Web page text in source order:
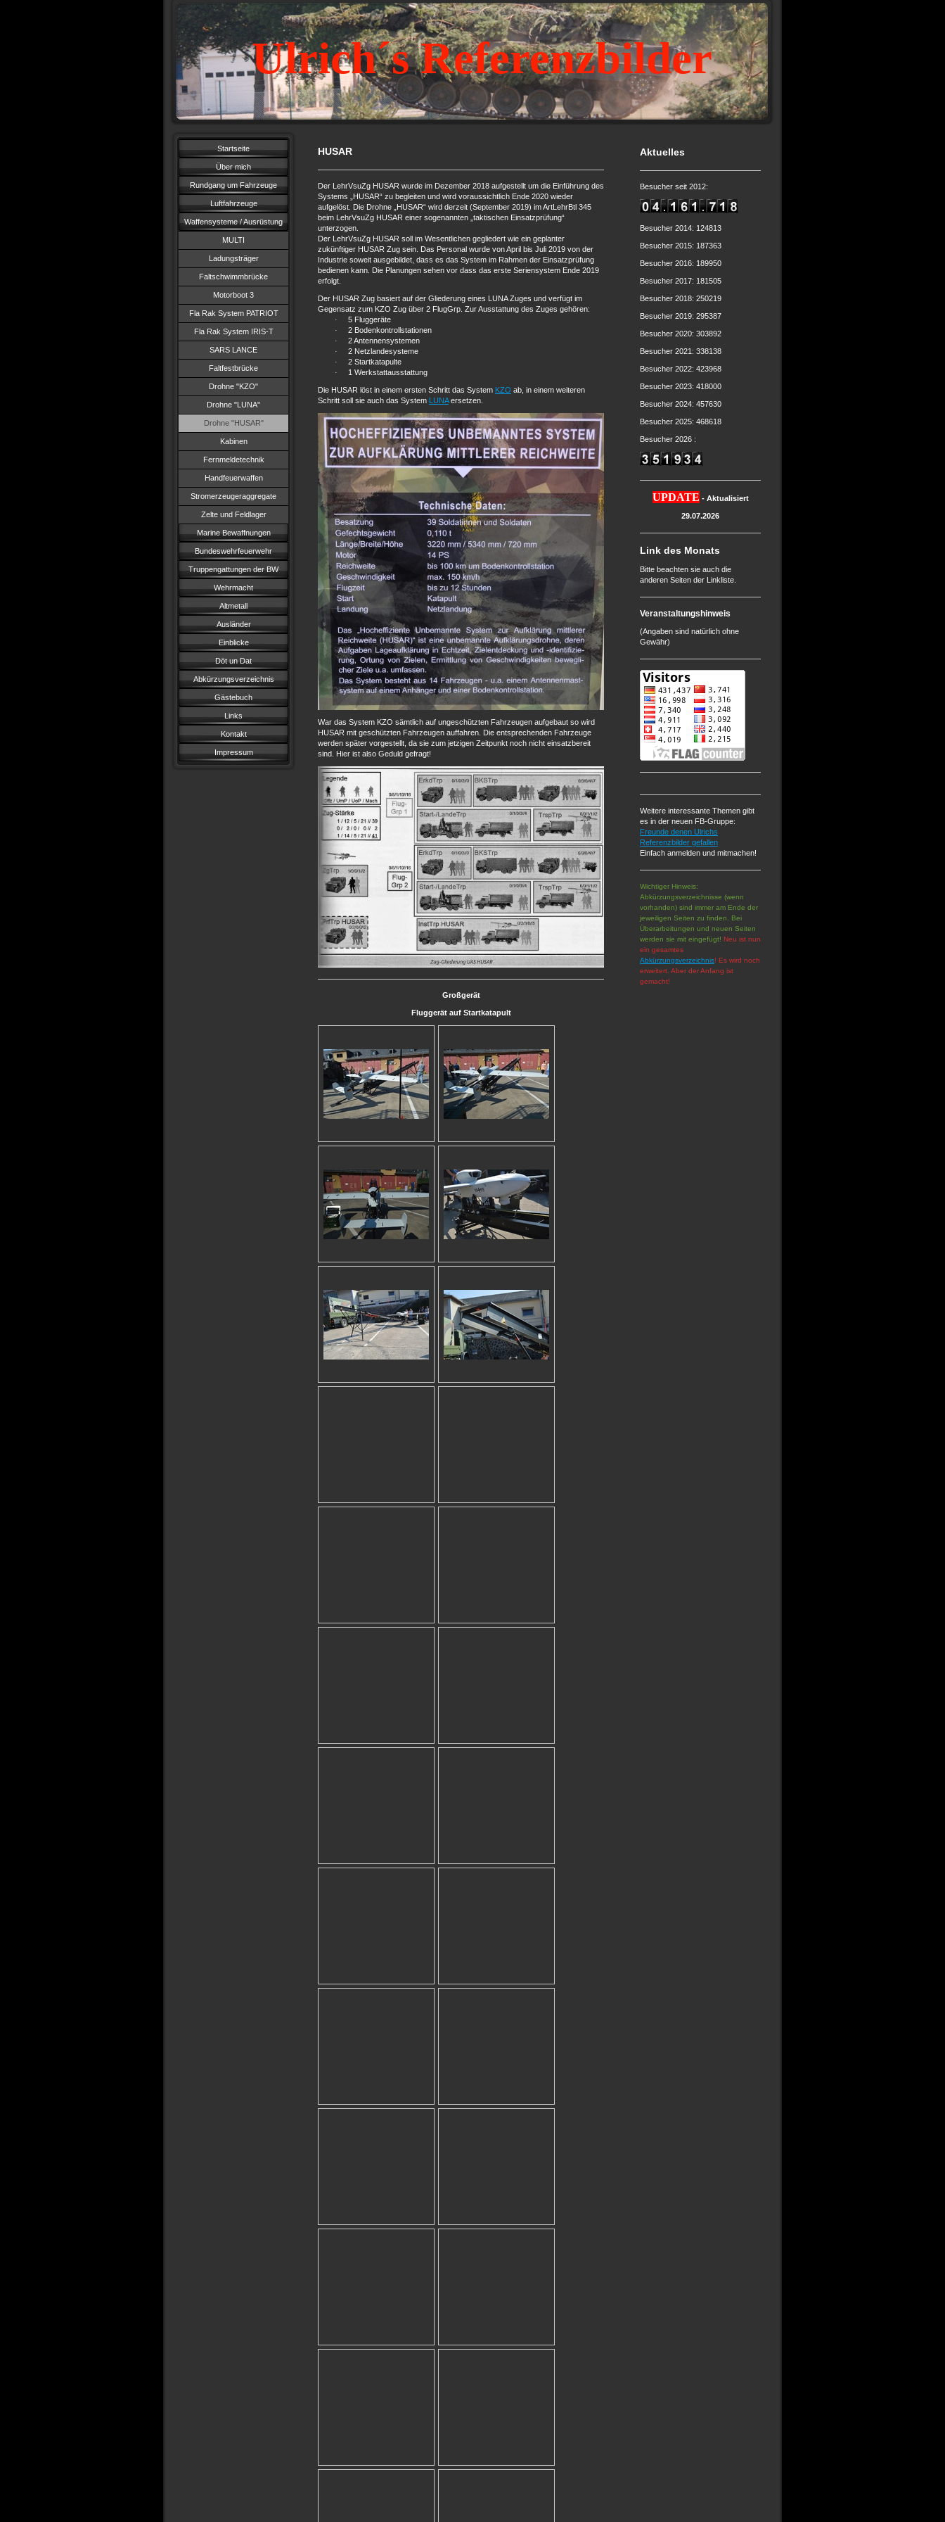
Ulrich´s Referenzbilder
Startseite
Über mich
Rundgang um Fahrzeuge
Luftfahrzeuge
Waffensysteme / Ausrüstung
MULTI
Ladungsträger
Faltschwimmbrücke
Motorboot 3
Fla Rak System PATRIOT
Fla Rak System IRIS-T
SARS LANCE
Faltfestbrücke
Drohne "KZO"
Drohne "LUNA"
Drohne "HUSAR"
Kabinen
Fernmeldetechnik
Handfeuerwaffen
Stromerzeugeraggregate
Zelte und Feldlager
Marine Bewaffnungen
Bundeswehrfeuerwehr
Truppengattungen der BW
Wehrmacht
Altmetall
Ausländer
Einblicke
Döt un Dat
Abkürzungsverzeichnis
Gästebuch
Links
Kontakt
Impressum
HUSAR
Der LehrVsuZg HUSAR wurde im Dezember 2018 aufgestellt um die Einführung des
Systems „HUSAR“ zu begleiten und wird voraussichtlich Ende 2020 wieder
aufgelöst. Die Drohne „HUSAR“ wird derzeit (September 2019) im ArtLehrBtl 345
beim LehrVsuZg HUSAR einer sogenannten „taktischen Einsatzprüfung“
unterzogen.
Der LehrVsuZg HUSAR soll im Wesentlichen gegliedert wie ein geplanter
zukünftiger HUSAR Zug sein. Das Personal wurde von April bis Juli 2019 von der
Industrie soweit ausgebildet, dass es das System im Rahmen der Einsatzprüfung
bedienen kann. Die Planungen sehen vor dass das erste Seriensystem Ende 2019
erfolgt.
Der HUSAR Zug basiert auf der Gliederung eines LUNA Zuges und verfügt im
Gegensatz zum KZO Zug über 2 FlugGrp. Zur Ausstattung des Zuges gehören:
·
5 Fluggeräte
·
2 Bodenkontrollstationen
·
2 Antennensystemen
·
2 Netzlandesysteme
·
2 Startkatapulte
·
1 Werkstattausstattung
Die HUSAR löst in einem ersten Schritt das System KZO ab, in einem weiteren
Schritt soll sie auch das System LUNAersetzen.
War das System KZO sämtlich auf ungeschützten Fahrzeugen aufgebaut so wird
HUSAR mit geschützten Fahrzeugen auffahren. Die entsprechenden Fahrzeuge
werden später vorgestellt, da sie zum jetzigen Zeitpunkt noch nicht einsatzbereit
sind. Hier ist also Geduld gefragt!
Großgerät
Fluggerät auf Startkatapult
Aktuelles
Besucher seit 2012:
Besucher 2014: 124813
Besucher 2015: 187363
Besucher 2016: 189950
Besucher 2017: 181505
Besucher 2018: 250219
Besucher 2019: 295387
Besucher 2020: 303892
Besucher 2021: 338138
Besucher 2022: 423968
Besucher 2023: 418000
Besucher 2024: 457630
Besucher 2025: 468618
Besucher 2026 :
UPDATE - Aktualisiert
29.07.2026
Link des Monats
Bitte beachten sie auch die
anderen Seiten der Linkliste.
Veranstaltungshinweis
(Angaben sind natürlich ohne
Gewähr)
Weitere interessante Themen gibt
es in der neuen FB-Gruppe:
Freunde denen Ulrichs
Referenzbilder gefallen
Einfach anmelden und mitmachen!
Wichtiger Hinweis:
Abkürzungsverzeichnisse (wenn
vorhanden) sind immer am Ende der
jeweiligen Seiten zu finden. Bei
Überarbeitungen und neuen Seiten
werden sie mit eingefügt! Neu ist nun
ein gesamtes
Abkürzungsverzeichnis! Es wird noch
erweitert. Aber der Anfang ist
gemacht!